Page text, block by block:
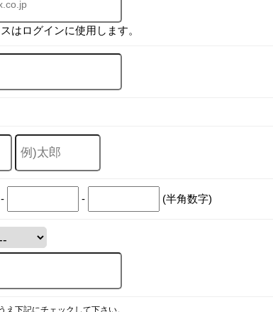
はログインに使用します。
- - (半角数字)
え下記にチェックして下さい。